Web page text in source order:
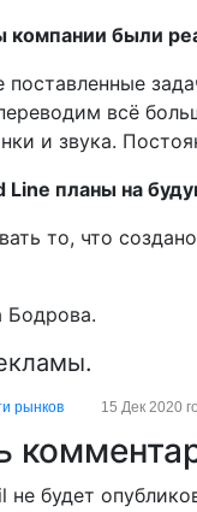
были
всё
и звука.
Line планы на
то, что
Бодрова.
рынков 15 Дек 2020
не будет